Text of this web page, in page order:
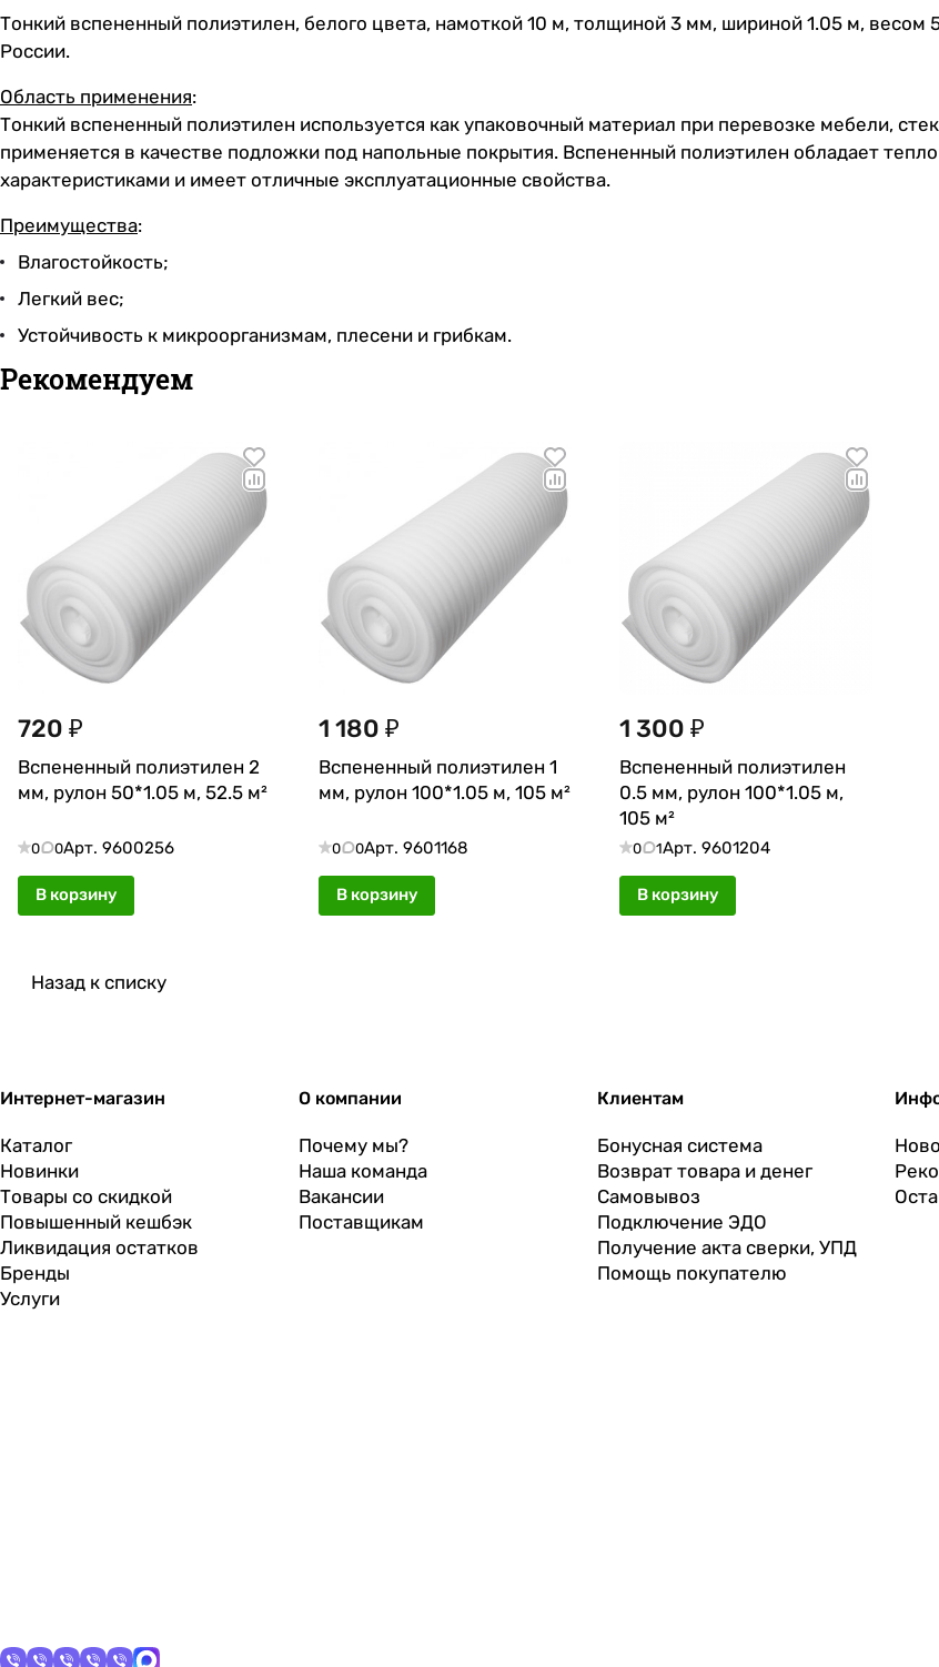
Тонкий вспененный полиэтилен, белого цвета, намоткой 10 м, толщиной 3 мм, шириной 1.05 м, весом
России.
Область применения:
Тонкий вспененный полиэтилен используется как упаковочный материал при перевозке мебели,
применяется в качестве подложки под напольные покрытия. Вспененный полиэтилен обладает
характеристиками и имеет отличные эксплуатационные свойства.
Преимущества:
Влагостойкость;
Легкий вес;
Устойчивость к микроорганизмам, плесени и грибкам.
Рекомендуем
720 ₽
Вспененный полиэтилен 2
мм, рулон 50*1.05 м, 52.5 м²
0 0Арт. 9600256
В корзину
1 180 ₽
Вспененный полиэтилен 1
мм, рулон 100*1.05 м, 105 м²
0 0Арт.9601168
В корзину
1 300 ₽
Вспененный полиэтилен
0.5 мм, рулон 100*1.05 м,
105 м²
0 1Арт.9601204
В корзину
Назад к списку
Интернет-магазин
Каталог
Новинки
Товары со скидкой
Повышенный кешбэк
Ликвидация остатков
Бренды
Услуги
О компании
Почему мы?
Наша команда
Вакансии
Поставщикам
Клиентам
Бонусная система
Возврат товара и денег
Самовывоз
Подключение ЭДО
Получение акта сверки, УПД
Помощь покупателю